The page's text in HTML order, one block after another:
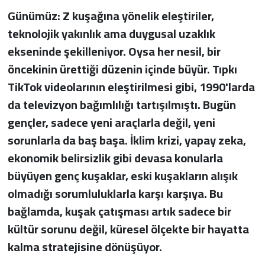
Günümüz: Z kuşağına yönelik eleştiriler,
teknolojik yakınlık ama duygusal uzaklık
ekseninde şekilleniyor. Oysa her nesil, bir
öncekinin ürettiği düzenin içinde büyür. Tıpkı
TikTok videolarının eleştirilmesi gibi, 1990'larda
da televizyon bağımlılığı tartışılmıştı. Bugün
gençler, sadece yeni araçlarla değil, yeni
sorunlarla da baş başa. İklim krizi, yapay zeka,
ekonomik belirsizlik gibi devasa konularla
büyüyen genç kuşaklar, eski kuşakların alışık
olmadığı sorumluluklarla karşı karşıya. Bu
bağlamda, kuşak çatışması artık sadece bir
kültür sorunu değil, küresel ölçekte bir hayatta
kalma stratejisine dönüşüyor.